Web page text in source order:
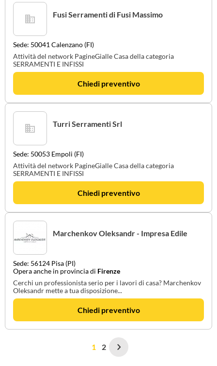
Fusi Serramenti di Fusi Massimo
Sede: 50041 Calenzano (FI)
Attività del network PagineGialle Casa della categoria
SERRAMENTI E INFISSI
Chiedi preventivo
Turri Serramenti Srl
Sede: 50053 Empoli (FI)
Attività del network PagineGialle Casa della categoria
SERRAMENTI E INFISSI
Chiedi preventivo
Marchenkov Oleksandr - Impresa Edile
Sede: 56124 Pisa (PI)
Opera anche in provincia di Firenze
Cerchi un professionista serio per i lavori di casa? Marchenkov
Oleksandr mette a tua disposizione...
Chiedi preventivo
1 2